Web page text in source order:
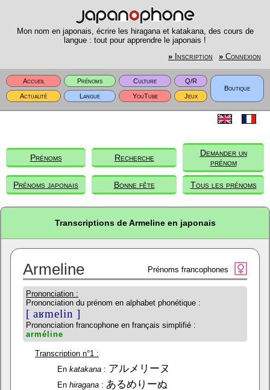
Mon nom en japonais, écrire les hiragana et katakana, des cours de
langue : tout pour apprendre le japonais !
» Inscription » Connexion
Accueil Prénoms Culture
Q/R
Boutique
Actualité
Langue YouTube Jeux
Prénoms Recherche
Demander un
prénom
Prénoms japonais Bonne fête Tous les prénoms
Transcriptions de Armeline en japonais
Armeline Prénoms francophones
Prononciation :
Prononciation du prénom en alphabet phonétique :
[ aʁmelin ]
Prononciation francophone en français simplifié :
arméline
Transcription n°1 :
En katakana : アルメリーヌ
En hiragana : あるめりーぬ